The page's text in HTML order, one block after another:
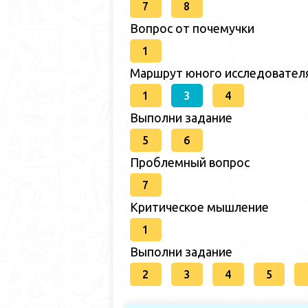
7 8
Вопрос от почемучки
1
Маршрут юного
1 3 4
Выполни задание
5 6
Проблемный вопрос
7
Критическое мышление
1
Выполни задание
2 3 4 5